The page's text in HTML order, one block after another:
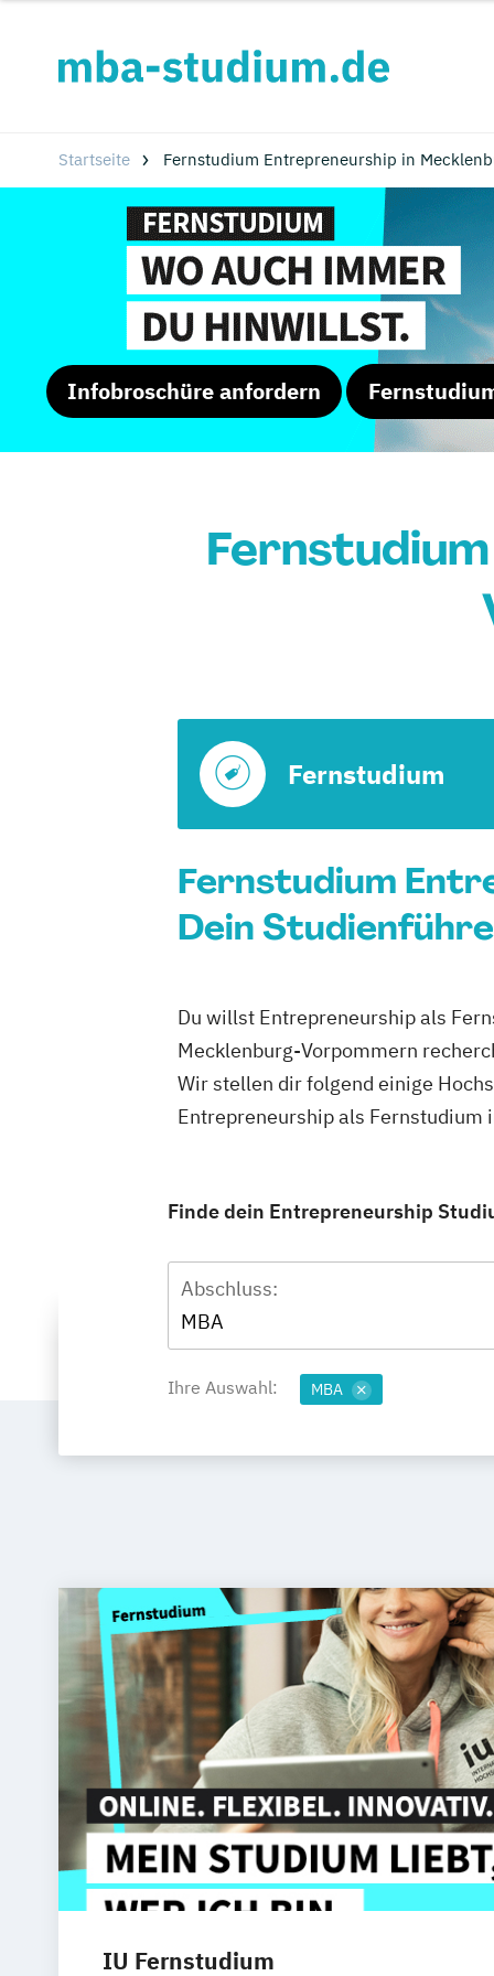
Startseite Fernstudium Entrepreneurship in
Infobroschüre anfordern
Fernstudium
Fernstudium
Dein
Du willst Entrepreneurship als
Mecklenburg-Vorpommern
Wir stellen dir folgend einige
Entrepreneurship als Fernstudium
Finde dein Entrepreneurship
Abschluss:
MBA
Ihre Auswahl: MBA
IU Fernstudium